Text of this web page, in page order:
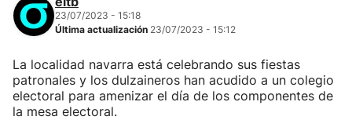
23/07/2023 - 15:18
Última actualización 23/07/2023 - 15:12
La localidad navarra está celebrando sus fiestas
patronales y los dulzaineros han acudido a un colegio
electoral para amenizar el día de los componentes de
la mesa electoral.